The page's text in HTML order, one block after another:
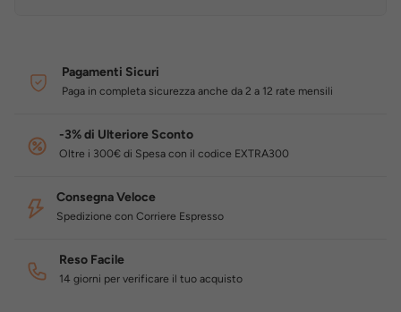
Pagamenti Sicuri
Paga in completa sicurezza anche da 2 a 12 rate mensili
-3% di Ulteriore Sconto
Oltre i 300€ di Spesa con il codice EXTRA300
Consegna Veloce
Spedizione con Corriere Espresso
Reso Facile
14 giorni per verificare il tuo acquisto